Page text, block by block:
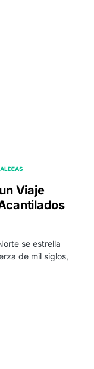
Viaje
se estrella
de mil siglos,